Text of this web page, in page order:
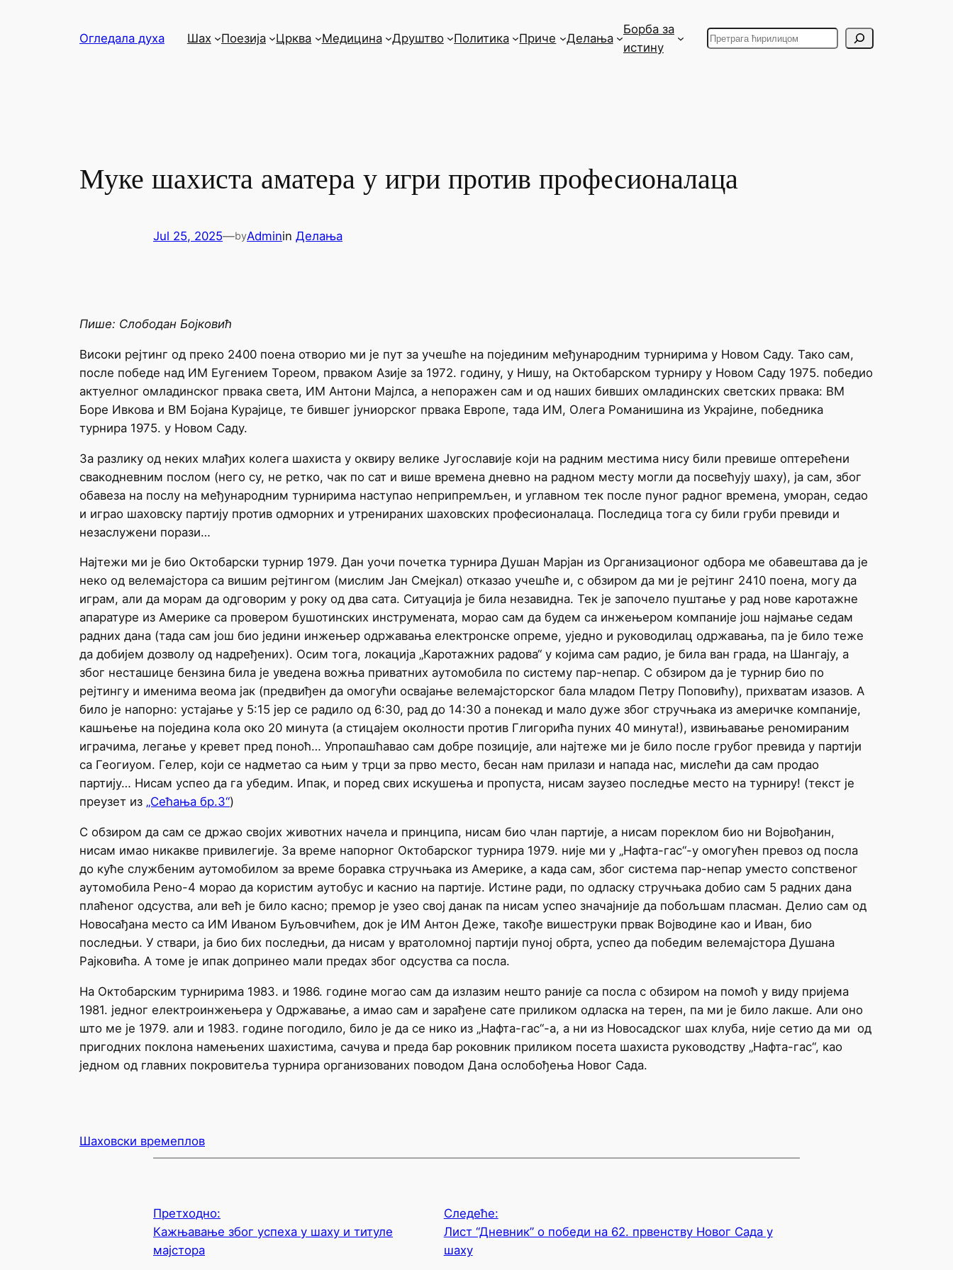
Огледала духа Шах Поезија Црква Медицина Друштво Политика Приче Делања
Борба за
истину
Search
Муке шахиста аматера у игри против професионалаца
Jul 25, 2025—byAdminin Делања
Пише: Слободан Бојковић
Високи рејтинг од преко 2400 поена отворио ми је пут за учешће на појединим међународним турнирима у Новом Саду. Тако сам,
после победе над ИМ Еугением Тореом, прваком Азије за 1972. годину, у Нишу, на Октобарском турниру у Новом Саду 1975. победио
актуелног омладинског првака света, ИМ Антони Мајлса, а непоражен сам и од наших бивших омладинских светских првака: ВМ
Боре Ивкова и ВМ Бојана Курајице, те бившег јуниорског првака Европе, тада ИМ, Олега Романишина из Украјине, победника
турнира 1975. у Новом Саду.
За разлику од неких млађих колега шахиста у оквиру велике Југославије који на радним местима нису били превише оптерећени
свакодневним послом (него су, не ретко, чак по сат и више времена дневно на радном месту могли да посвећују шаху), ја сам, због
обавеза на послу на међународним турнирима наступао неприпремљен, и углавном тек после пуног радног времена, уморан, седао
и играо шаховску партију против одморних и утренираних шаховских професионалаца. Последица тога су били груби превиди и
незаслужени порази…
Најтежи ми је био Октобарски турнир 1979. Дан уочи почетка турнира Душан Марјан из Организационог одбора ме обавештава да је
неко од велемајстора са вишим рејтингом (мислим Јан Смејкал) отказао учешће и, с обзиром да ми је рејтинг 2410 поена, могу да
играм, али да морам да одговорим у року од два сата. Ситуација је била незавидна. Тек је започело пуштање у рад нове каротажне
апаратуре из Америке са провером бушотинских инструмената, морао сам да будем са инжењером компаније још најмање седам
радних дана (тада сам још био једини инжењер одржавања електронске опреме, уједно и руководилац одржавања, па је било теже
да добијем дозволу од надређених). Осим тога, локација „Каротажних радова“ у којима сам радио, је била ван града, на Шангају, а
због несташице бензина била је уведена вожња приватних аутомобила по систему пар-непар. С обзиром да је турнир био по
рејтингу и именима веома јак (предвиђен да омогући освајање велемајсторског бала младом Петру Поповићу), прихватам изазов. А
било је напорно: устајање у 5:15 јер се радило од 6:30, рад до 14:30 а понекад и мало дуже због стручњака из америчке компаније,
кашњење на поједина кола око 20 минута (а стицајем околности против Глигорића пуних 40 минута!), извињавање реномираним
играчима, легање у кревет пред поноћ… Упропашћавао сам добре позиције, али најтеже ми је било после грубог превида у партији
са Геогиуом. Гелер, који се надметао са њим у трци за прво место, бесан нам прилази и напада нас, мислећи да сам продао
партију… Нисам успео да га убедим. Ипак, и поред свих искушења и пропуста, нисам заузео последње место на турниру! (текст је
преузет из „Сећања бр.3“)
С обзиром да сам се држао својих животних начела и принципа, нисам био члан партије, а нисам пореклом био ни Војвођанин,
нисам имао никакве привилегије. За време напорног Октобарског турнира 1979. није ми у „Нафта-гас“-у омогућен превоз од посла
до куће службеним аутомобилом за време боравка стручњака из Америке, а када сам, због система пар-непар уместо сопственог
аутомобила Рено-4 морао да користим аутобус и каснио на партије. Истине ради, по одласку стручњака добио сам 5 радних дана
плаћеног одсуства, али већ је било касно; премор је узео свој данак па нисам успео значајније да побољшам пласман. Делио сам од
Новосађана место са ИМ Иваном Буљовчићем, док је ИМ Антон Деже, такође вишеструки првак Војводине као и Иван, био
последњи. У ствари, ја био бих последњи, да нисам у вратоломној партији пуној обрта, успео да победим велемајстора Душана
Рајковића. А томе је ипак допринео мали предах због одсуства са посла.
На Октобарским турнирима 1983. и 1986. године могао сам да излазим нешто раније са посла с обзиром на помоћ у виду пријема
1981. једног електроинжењера у Одржавање, а имао сам и зарађене сате приликом одласка на терен, па ми је било лакше. Али оно
што ме је 1979. али и 1983. године погодило, било је да се нико из „Нафта-гас“-а, а ни из Новосадског шах клуба, није сетио да ми од
пригодних поклона намењених шахистима, сачува и преда бар роковник приликом посета шахиста руководству „Нафта-гас“, као
једном од главних покровитеља турнира организованих поводом Дана ослобођења Новог Сада.
Шаховски времеплов
Претходно:
Кажњавање због успеха у шаху и титуле
мајстора
Следеће:
Лист “Дневник” о победи на 62. првенству Новог Сада у
шаху